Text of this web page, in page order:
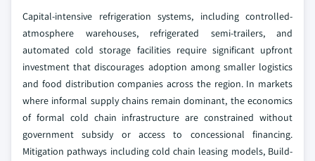
Capital-intensive refrigeration systems, including controlled-
atmosphere warehouses, refrigerated semi-trailers, and
automated cold storage facilities require significant upfront
investment that discourages adoption among smaller logistics
and food distribution companies across the region. In markets
where informal supply chains remain dominant, the economics
of formal cold chain infrastructure are constrained without
government subsidy or access to concessional financing.
Mitigation pathways including cold chain leasing models, Build-